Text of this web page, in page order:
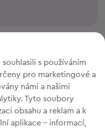
s používáním
pro marketingové a
námi a našimi
Tyto soubory
obsahu a reklam a k
aplikace - informací,